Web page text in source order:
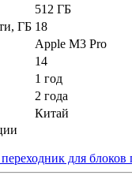
512 ГБ
ГБ 18
Apple M3 Pro
14
1 год
2 года
Китай
для блоков